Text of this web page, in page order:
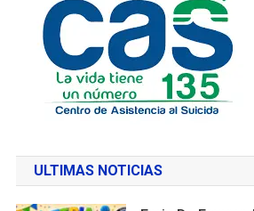
ULTIMAS NOTICIAS